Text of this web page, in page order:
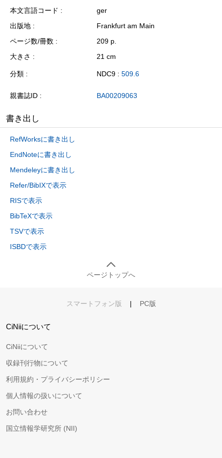
本文言語コード
ger
出版地
Frankfurt am Main
ページ数/冊数
209 p.
大きさ
21 cm
分類 NDC9 : 509.6
親書誌ID BA00209063
書き出し
RefWorksに書き出し
EndNoteに書き出し
Mendeleyに書き出し
Refer/BibIXで表示
RISで表示
BibTeXで表示
TSVで表示
ISBDで表示
ページトップへ
スマートフォン版 | PC版
CiNiiについて
CiNiiについて
収録刊行物について
利用規約・プライバシーポリシー
個人情報の扱いについて
お問い合わせ
国立情報学研究所 (NII)